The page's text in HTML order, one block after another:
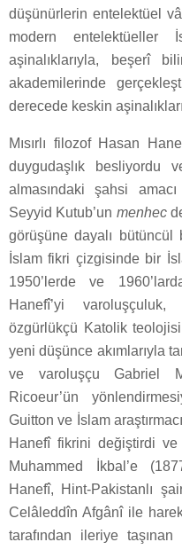
düşünürlerin entelektüel
modern entelektüeller
aşinalıklarıyla, beşerî
akademilerinde
derecede keskin
Mısırlı filozof Hasan
duygudaşlık besliyordu
almasındaki şahsi
Seyyid Kutub’un menhec
görüşüne dayalı
İslam fikri çizgisinde bir
1950’lerde ve
Hanefî’yi
özgürlükçü Katolik
yeni düşünce akımlarıyla
ve varoluşçu Gabriel
Ricoeur’ün
Guitton ve İslam
Hanefî fikrini değiştirdi ve
Muhammed İkbal’e
Hanefî, Hint-Pakistanlı
Celâleddîn Afgânî ile
tarafından ileriye taşınan